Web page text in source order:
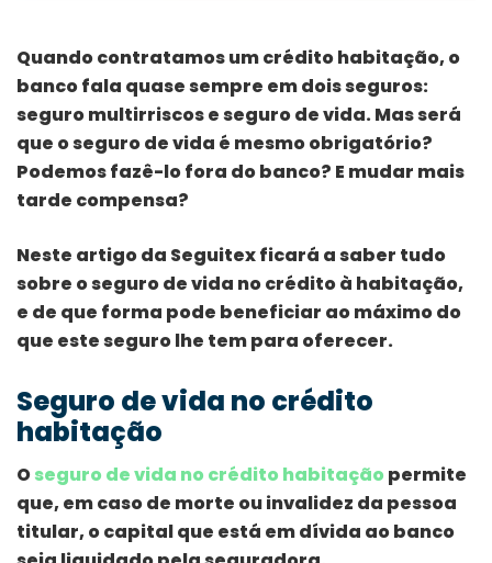
Quando contratamos um crédito habitação, o
banco fala quase sempre em dois seguros:
seguro multirriscos e seguro de vida. Mas será
que o seguro de vida é mesmo obrigatório?
Podemos fazê-lo fora do banco? E mudar mais
tarde compensa?
Neste artigo da Seguitex ficará a saber tudo
sobre o seguro de vida no crédito à habitação,
e de que forma pode beneficiar ao máximo do
que este seguro lhe tem para oferecer.
Seguro de vida no crédito
habitação
Oseguro de vida no crédito habitação permite
que, em caso de morte ou invalidez da pessoa
titular, o capital que está em dívida ao banco